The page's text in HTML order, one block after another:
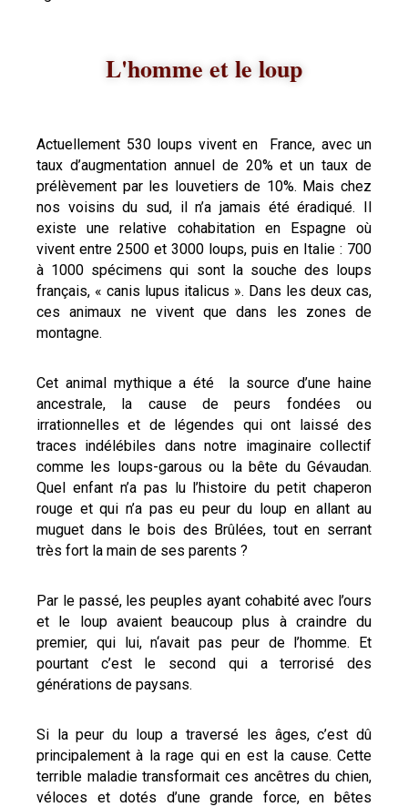
L'homme et le loup
Actuellement 530 loups vivent en France, avec un
taux d’augmentation annuel de 20% et un taux de
prélèvement par les louvetiers de 10%. Mais chez
nos voisins du sud, il n’a jamais été éradiqué. Il
existe une relative cohabitation en Espagne où
vivent entre 2500 et 3000 loups, puis en Italie : 700
à 1000 spécimens qui sont la souche des loups
français, « canis lupus italicus ». Dans les deux cas,
ces animaux ne vivent que dans les zones de
montagne.
Cet animal mythique a été la source d’une haine
ancestrale, la cause de peurs fondées ou
irrationnelles et de légendes qui ont laissé des
traces indélébiles dans notre imaginaire collectif
comme les loups-garous ou la bête du Gévaudan.
Quel enfant n’a pas lu l’histoire du petit chaperon
rouge et qui n’a pas eu peur du loup en allant au
muguet dans le bois des Brûlées, tout en serrant
très fort la main de ses parents ?
Par le passé, les peuples ayant cohabité avec l’ours
et le loup avaient beaucoup plus à craindre du
premier, qui lui, n‘avait pas peur de l’homme. Et
pourtant c’est le second qui a terrorisé des
générations de paysans.
Si la peur du loup a traversé les âges, c’est dû
principalement à la rage qui en est la cause. Cette
terrible maladie transformait ces ancêtres du chien,
véloces et dotés d’une grande force, en bêtes